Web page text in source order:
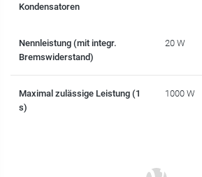
Kondensatoren
Nennleistung (mit integr.
Bremswiderstand)
20 W
Maximal zulässige Leistung (1
s)
1000 W